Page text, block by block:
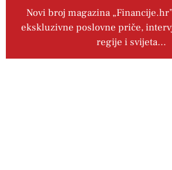
Novi broj magazina
ekskluzivne poslovne priče,
regije i svijeta…